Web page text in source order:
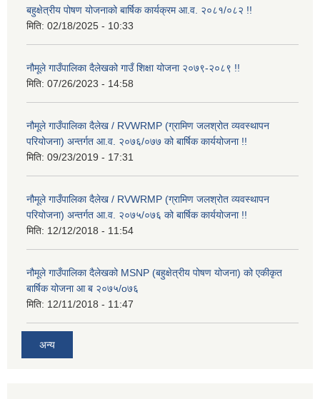
बहुक्षेत्रीय पोषण योजनाको बार्षिक कार्यक्रम आ.व. २०८१/०८२ !!
मिति: 02/18/2025 - 10:33
नौमूले गाउँपालिका दैलेखको गाउँ शिक्षा योजना २०७९-२०८९ !!
मिति: 07/26/2023 - 14:58
नौमूले गाउँपालिका दैलेख / RVWRMP (ग्रामिण जलश्रोत व्यवस्थापन
परियोजना) अन्तर्गत आ.व. २०७६/०७७ को बार्षिक कार्ययोजना !!
मिति: 09/23/2019 - 17:31
नौमूले गाउँपालिका दैलेख / RVWRMP (ग्रामिण जलश्रोत व्यवस्थापन
परियोजना) अन्तर्गत आ.व. २०७५/०७६ को बार्षिक कार्ययोजना !!
मिति: 12/12/2018 - 11:54
नौमूले गाउँपालिका दैलेखको MSNP (बहुक्षेत्रीय पोषण योजना) को एकीकृत
बार्षिक योजना आ ब २०७५/o७६
मिति: 12/11/2018 - 11:47
अन्य